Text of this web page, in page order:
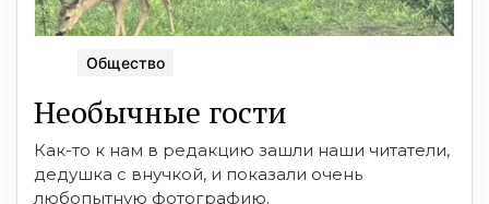
Общество
Необычные гости
Как-то к нам в редакцию зашли наши читатели,
дедушка с внучкой, и показали очень
любопытную фотографию.